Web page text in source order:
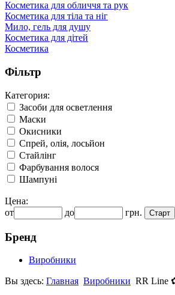
Косметика для обличчя та рук
Косметика для тіла та ніг
Мило, гель для душу
Косметика для дітей
Косметика
Фільтр
Категория:
Засоби для осветлення
Маски
Окисники
Спрей, олія, лосьйон
Стайлінг
Фарбування волося
Шампуні
Цена:
от
до грн.
Бренд
Виробники
Вы здесь: Главная Виробники RR Line